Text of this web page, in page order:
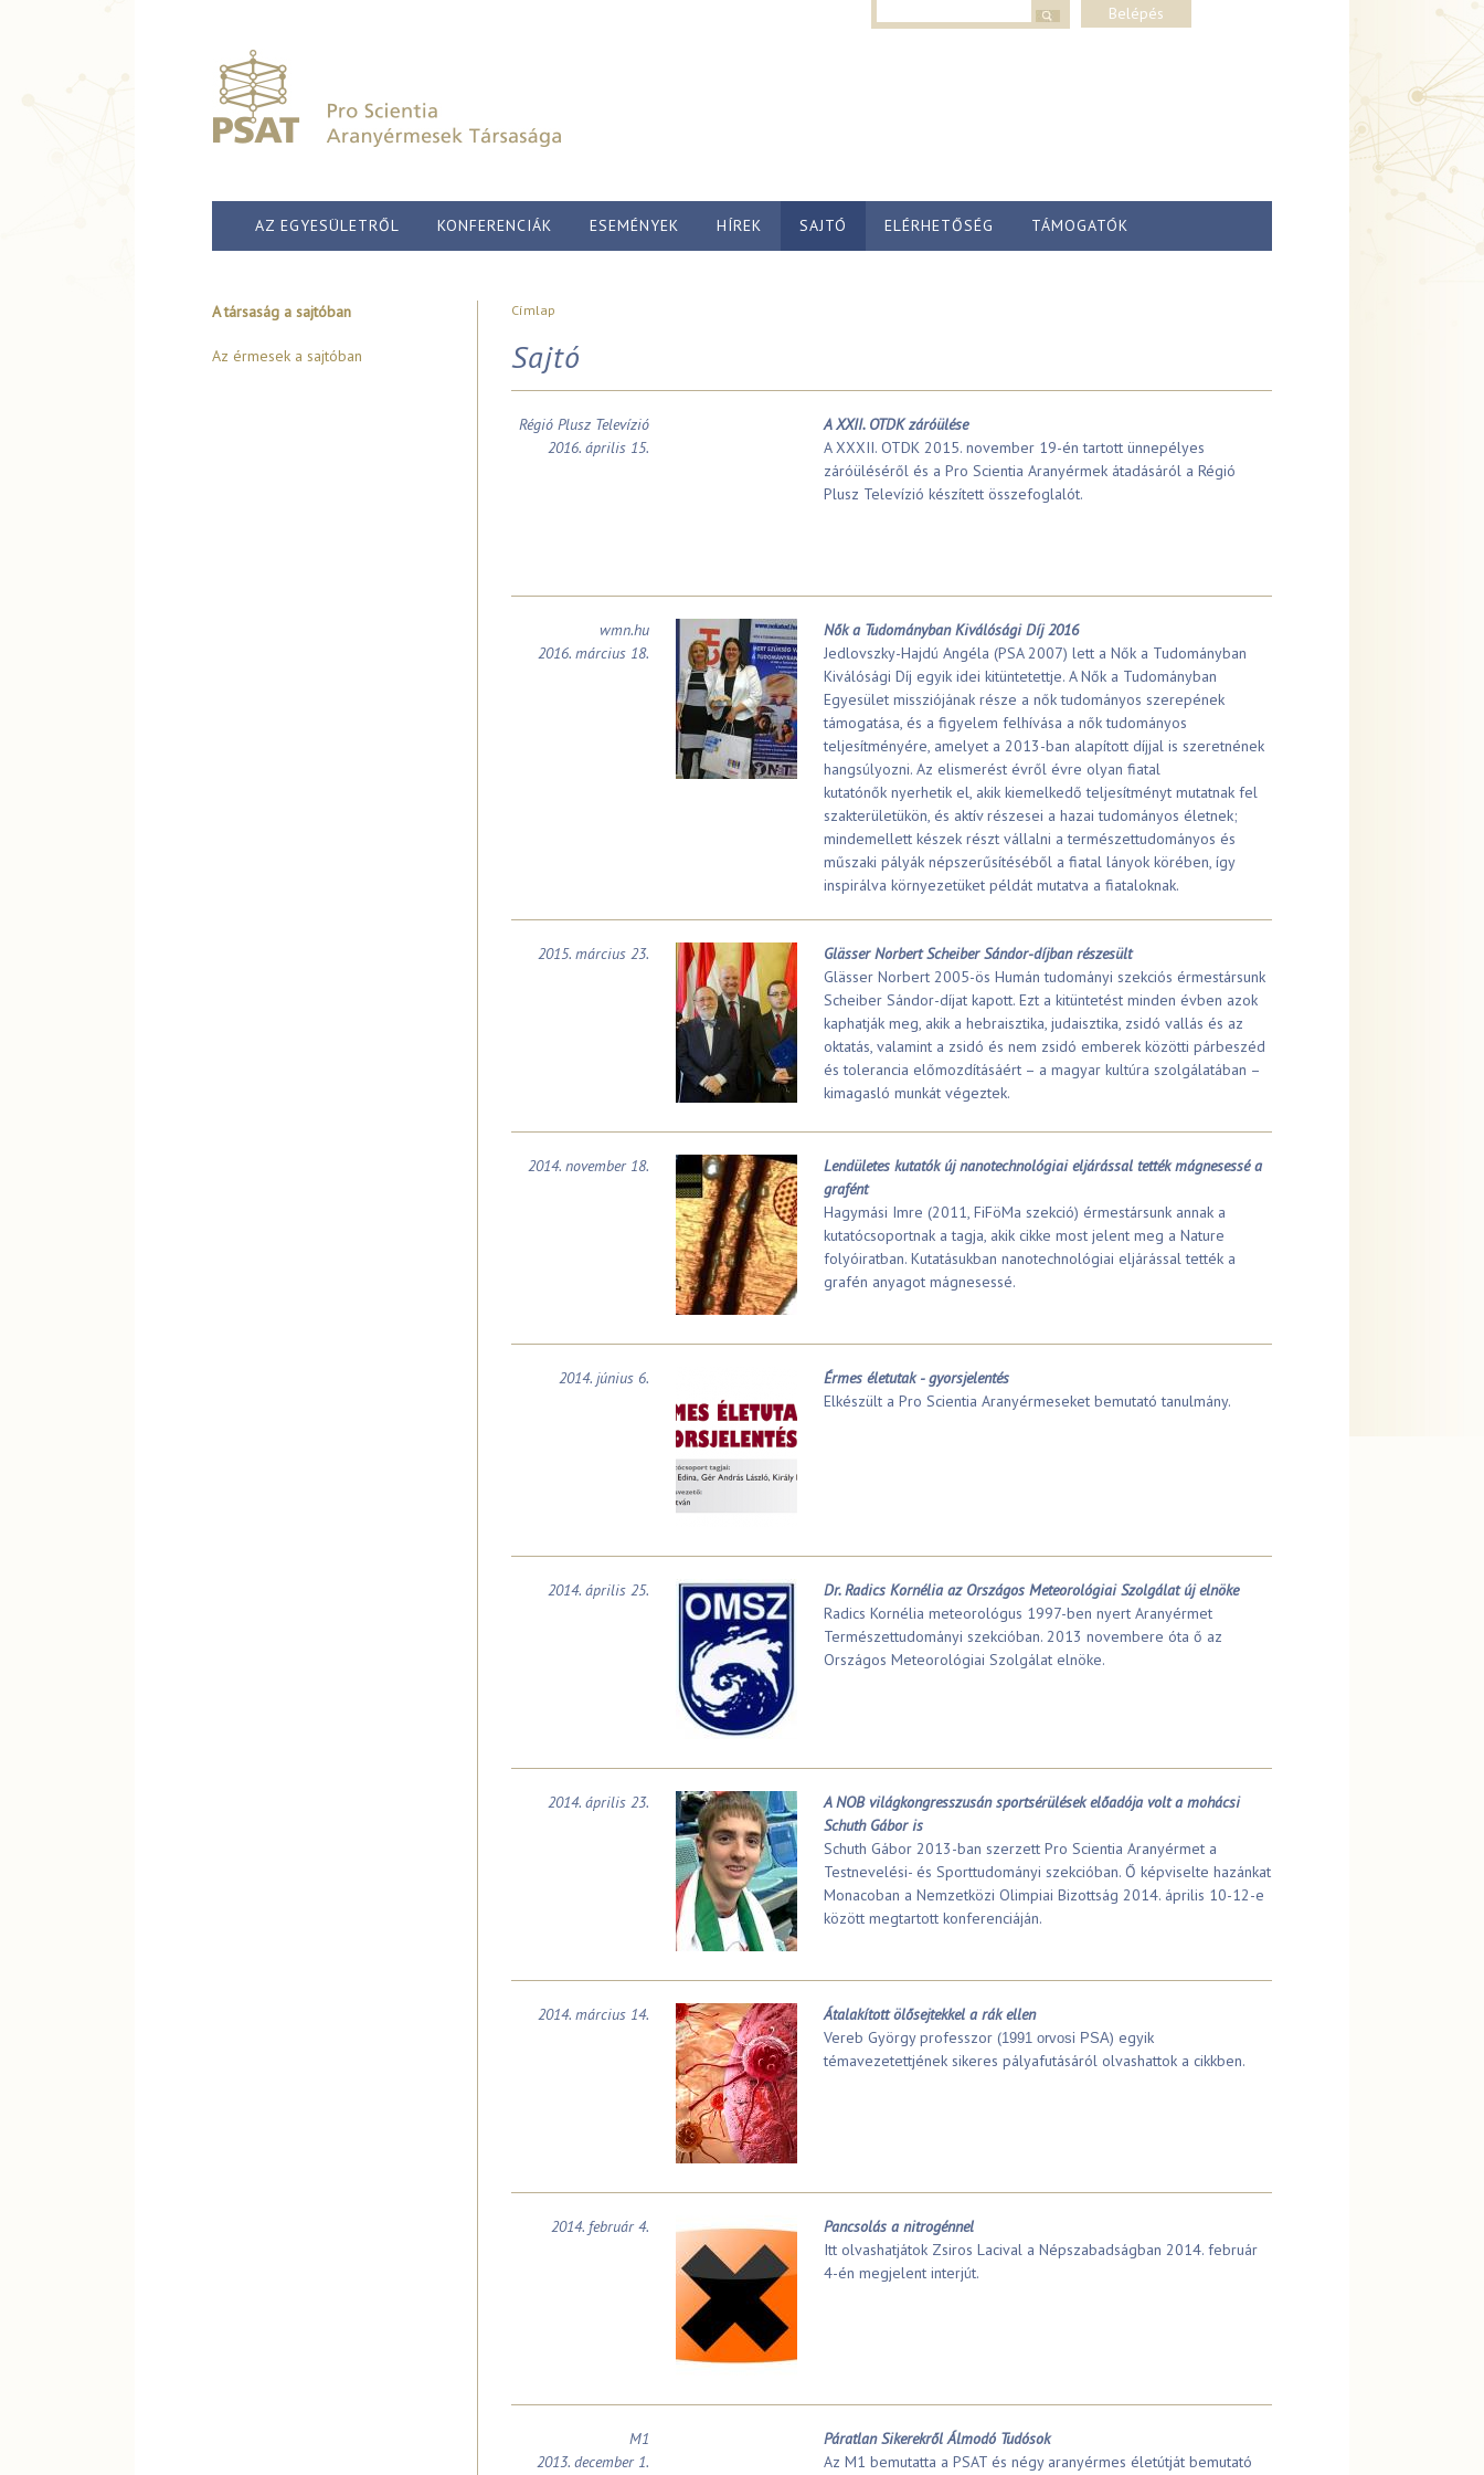
Belépés
AZ EGYESÜLETRŐL KONFERENCIÁK ESEMÉNYEK HÍREK SAJTÓ ELÉRHETŐSÉG TÁMOGATÓK
A társaság a sajtóban
Az érmesek a sajtóban
Jelenlegi hely
Címlap
Sajtó
Régió Plusz Televízió
2016. április 15.
A XXII. OTDK záróülése
A XXXII. OTDK 2015. november 19-én tartott ünnepélyes
záróüléséről és a Pro Scientia Aranyérmek átadásáról a Régió
Plusz Televízió készített összefoglalót.
wmn.hu
2016. március 18.
Nők a Tudományban Kiválósági Díj 2016
Jedlovszky-Hajdú Angéla (PSA 2007) lett a Nők a Tudományban
Kiválósági Díj egyik idei kitüntetettje. A Nők a Tudományban
Egyesület missziójának része a nők tudományos szerepének
támogatása, és a figyelem felhívása a nők tudományos
teljesítményére, amelyet a 2013-ban alapított díjjal is szeretnének
hangsúlyozni. Az elismerést évről évre olyan fiatal
kutatónők nyerhetik el, akik kiemelkedő teljesítményt mutatnak fel
szakterületükön, és aktív részesei a hazai tudományos életnek;
mindemellett készek részt vállalni a természettudományos és
műszaki pályák népszerűsítéséből a fiatal lányok körében, így
inspirálva környezetüket példát mutatva a fiataloknak.
2015. március 23.
Glässer Norbert Scheiber Sándor-díjban részesült
Glässer Norbert 2005-ös Humán tudományi szekciós érmestársunk
Scheiber Sándor-díjat kapott. Ezt a kitüntetést minden évben azok
kaphatják meg, akik a hebraisztika, judaisztika, zsidó vallás és az
oktatás, valamint a zsidó és nem zsidó emberek közötti párbeszéd
és tolerancia előmozdításáért – a magyar kultúra szolgálatában –
kimagasló munkát végeztek.
2014. november 18.
Lendületes kutatók új nanotechnológiai eljárással tették mágnesessé a
grafént
Hagymási Imre (2011, FiFöMa szekció) érmestársunk annak a
kutatócsoportnak a tagja, akik cikke most jelent meg a Nature
folyóiratban. Kutatásukban nanotechnológiai eljárással tették a
grafén anyagot mágnesessé.
2014. június 6.
Érmes életutak - gyorsjelentés
Elkészült a Pro Scientia Aranyérmeseket bemutató tanulmány.
2014. április 25.
Dr. Radics Kornélia az Országos Meteorológiai Szolgálat új elnöke
Radics Kornélia meteorológus 1997-ben nyert Aranyérmet
Természettudományi szekcióban. 2013 novembere óta ő az
Országos Meteorológiai Szolgálat elnöke.
2014. április 23.
A NOB világkongresszusán sportsérülések előadója volt a mohácsi
Schuth Gábor is
Schuth Gábor 2013-ban szerzett Pro Scientia Aranyérmet a
Testnevelési- és Sporttudományi szekcióban. Ő képviselte hazánkat
Monacoban a Nemzetközi Olimpiai Bizottság 2014. április 10-12-e
között megtartott konferenciáján.
2014. március 14.
Átalakított ölősejtekkel a rák ellen
Vereb György professzor (1991 orvosi PSA) egyik
témavezetettjének sikeres pályafutásáról olvashattok a cikkben.
2014. február 4.
Pancsolás a nitrogénnel
Itt olvashatjátok Zsiros Lacival a Népszabadságban 2014. február
4-én megjelent interjút.
M1
2013. december 1.
Páratlan Sikerekről Álmodó Tudósok
Az M1 bemutatta a PSAT és négy aranyérmes életútját bemutató